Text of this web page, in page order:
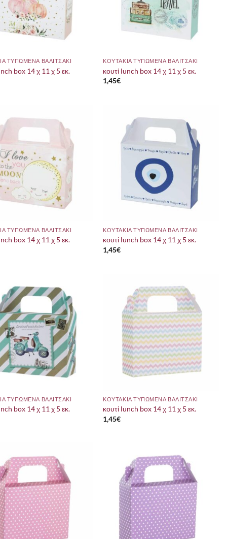
ΤΥΠΩΜΕΝΑ ΒΑΛΙΤΣΑΚΙ
box 14 χ 11 χ 5 εκ.
ΚΟΥΤΑΚΙΑ ΤΥΠΩΜΕΝΑ ΒΑΛΙΤΣΑΚΙ
κουτί lunch box 14 χ 11 χ 5 εκ.
1,45€
ΤΥΠΩΜΕΝΑ ΒΑΛΙΤΣΑΚΙ
box 14 χ 11 χ 5 εκ.
ΚΟΥΤΑΚΙΑ ΤΥΠΩΜΕΝΑ ΒΑΛΙΤΣΑΚΙ
κουτί lunch box 14 χ 11 χ 5 εκ.
1,45€
ΤΥΠΩΜΕΝΑ ΒΑΛΙΤΣΑΚΙ
box 14 χ 11 χ 5 εκ.
ΚΟΥΤΑΚΙΑ ΤΥΠΩΜΕΝΑ ΒΑΛΙΤΣΑΚΙ
κουτί lunch box 14 χ 11 χ 5 εκ.
1,45€